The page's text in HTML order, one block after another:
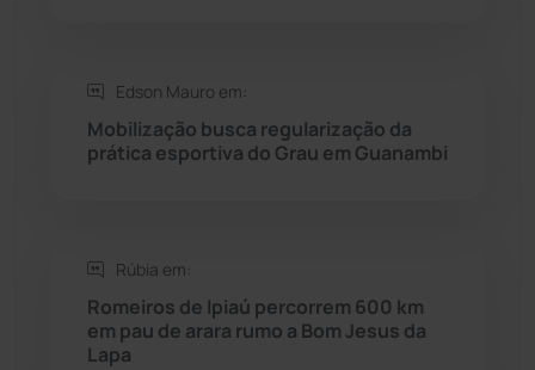
Seabra (50)
Sítio do Mato
Sudoeste Baiano (1530)
Edson Mauro em:
Mobilização busca regularização da
prática esportiva do Grau em Guanambi
Rúbia em:
Romeiros de Ipiaú percorrem 600 km
em pau de arara rumo a Bom Jesus da
Lapa